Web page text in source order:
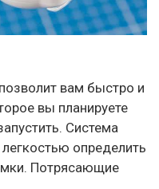
вам быстро и
вы планируете
Система
определить
Потрясающие